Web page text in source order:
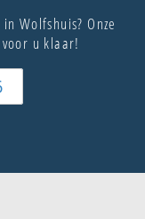
Wolfshuis? Onze
u klaar!